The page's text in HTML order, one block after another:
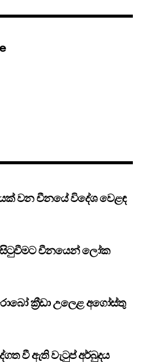
වන චීනයේ විදේශ වෙළඳ
චීනයෙන් ලෝක
ක්‍රීඩා උලෙළ අගෝස්තු
වී ඇති වැටුප් අර්බුදය